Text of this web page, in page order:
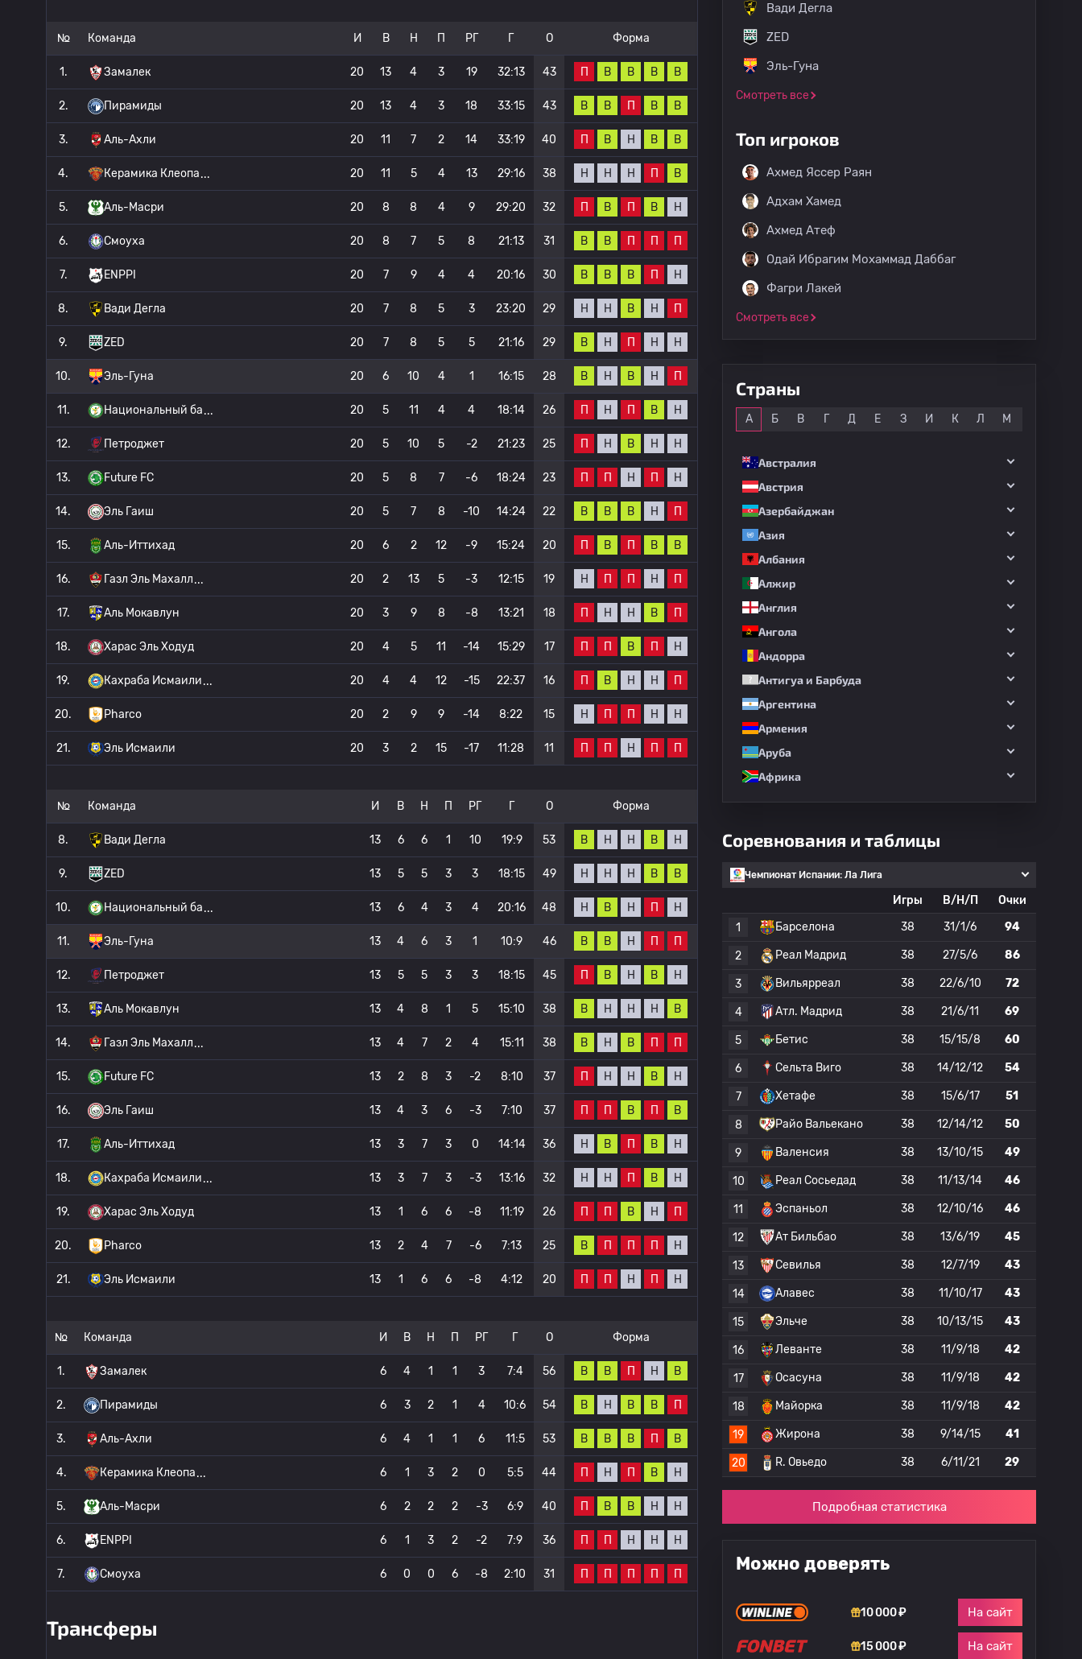
№ Команда И В Н П РГ Г О Форма
1. Замалек 20 13 4 3 19 32:13 43 П В В В В
2. Пирамиды 20 13 4 3 18 33:15 43 В В П В В
3. Аль-Ахли 20 11 7 2 14 33:19 40 П В Н В В
4. Керамика Клеопа 20 11 5 4 13 29:16 38 Н Н Н П В
5. Аль-Масри 20 8 8 4 9 29:20 32 П В П В Н
6. Смоуха 20 8 7 5 8 21:13 31 В В П П П
7. ENPPI 20 7 9 4 4 20:16 30 В В В П Н
8. Вади Дегла 20 7 8 5 3 23:20 29 Н Н В Н П
9. ZED 20 7 8 5 5 21:16 29 В Н П Н Н
10. Эль-Гуна 20 6 10 4 1 16:15 28 В Н В Н П
11. Национальный ба 20 5 11 4 4 18:14 26 П Н П В Н
12. Петроджет 20 5 10 5 -2 21:23 25 П Н В Н Н
13. Future FC 20 5 8 7 -6 18:24 23 П П Н П Н
14. Эль Гаиш 20 5 7 8 -10 14:24 22 В В В Н П
15. Аль-Иттихад 20 6 2 12 -9 15:24 20 П В П В В
16. Газл Эль Махалл 20 2 13 5 -3 12:15 19 Н П П Н П
17. Аль Мокавлун 20 3 9 8 -8 13:21 18 П Н Н В П
18. Харас Эль Ходуд 20 4 5 11 -14 15:29 17 П П В П Н
19. Кахраба Исмаили 20 4 4 12 -15 22:37 16 П В Н Н П
20. Pharco 20 2 9 9 -14 8:22 15 Н П П Н Н
21. Эль Исмаили 20 3 2 15 -17 11:28 11 П П Н П П
№ Команда И В Н П РГ Г О Форма
8. Вади Дегла 13 6 6 1 10 19:9 53 В Н Н В Н
9. ZED 13 5 5 3 3 18:15 49 Н Н Н В В
10. Национальный ба 13 6 4 3 4 20:16 48 Н В Н П Н
11. Эль-Гуна 13 4 6 3 1 10:9 46 В В Н П П
12. Петроджет 13 5 5 3 3 18:15 45 П В Н В Н
13. Аль Мокавлун 13 4 8 1 5 15:10 38 В Н Н Н В
14. Газл Эль Махалл 13 4 7 2 4 15:11 38 В Н В П П
15. Future FC 13 2 8 3 -2 8:10 37 П Н Н В Н
16. Эль Гаиш 13 4 3 6 -3 7:10 37 П П В П В
17. Аль-Иттихад 13 3 7 3 0 14:14 36 Н В П В Н
18. Кахраба Исмаили 13 3 7 3 -3 13:16 32 Н Н П В Н
19. Харас Эль Ходуд 13 1 6 6 -8 11:19 26 П П В Н П
20. Pharco 13 2 4 7 -6 7:13 25 В П П П Н
21. Эль Исмаили 13 1 6 6 -8 4:12 20 П П Н П Н
№ Команда И В Н П РГ Г О Форма
1. Замалек 6 4 1 1 3 7:4 56 В В П Н В
2. Пирамиды 6 3 2 1 4 10:6 54 В Н В В П
3. Аль-Ахли 6 4 1 1 6 11:5 53 В В В П В
4. Керамика Клеопа 6 1 3 2 0 5:5 44 П Н П В Н
5. Аль-Масри 6 2 2 2 -3 6:9 40 П В В Н Н
6. ENPPI 6 1 3 2 -2 7:9 36 П П Н Н Н
7. Смоуха 6 0 0 6 -8 2:10 31 П П П П П
Трансферы
Вади Дегла
ZED
Эль-Гуна
Смотреть все
Топ игроков
Ахмед Яссер Раян
Адхам Хамед
Ахмед Атеф
Одай Ибрагим Мохаммад Даббаг
Фагри Лакей
Смотреть все
Страны
А Б В Г Д Е З И К Л М
Австралия
Австрия
Азербайджан
Азия
Албания
Алжир
Англия
Ангола
Андорра
Антигуа и Барбуда
Аргентина
Армения
Аруба
Африка
Соревнования и таблицы
Чемпионат Испании: Ла Лига
Игры В/Н/П
Очки
1
Барселона 38 31/1/6 94
2 Реал Мадрид 38 27/5/6 86
3 Вильярреал 38 22/6/10 72
4 Атл. Мадрид 38 21/6/11 69
5 Бетис 38 15/15/8 60
6 Сельта Виго 38 14/12/12 54
7 Хетафе 38 15/6/17 51
8 Райо Вальекано 38 12/14/12 50
9 Валенсия 38 13/10/15 49
10 Реал Сосьедад 38 11/13/14 46
11 Эспаньол 38 12/10/16 46
12 Ат Бильбао 38 13/6/19 45
13 Севилья 38 12/7/19 43
14 Алавес 38 11/10/17 43
15 Эльче 38 10/13/15 43
16 Леванте 38 11/9/18 42
17 Осасуна 38 11/9/18 42
18 Майорка 38 11/9/18 42
19 Жирона 38 9/14/15 41
20 R. Овьедо 38 6/11/21 29
Подробная статистика
Можно доверять
10 000 ₽ На сайт
15 000 ₽ На сайт